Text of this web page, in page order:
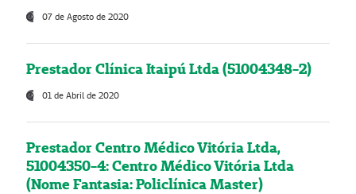
07 de Agosto de 2020
Prestador Clínica Itaipú Ltda (51004348-2)
01 de Abril de 2020
Prestador Centro Médico Vitória Ltda,
51004350-4: Centro Médico Vitória Ltda
(Nome Fantasia: Policlínica Master)